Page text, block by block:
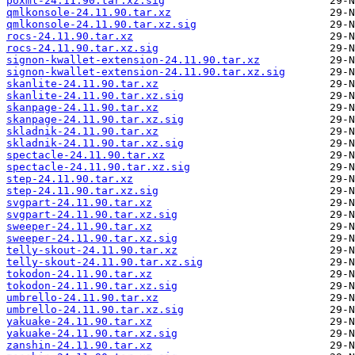
qmlkonsole-24.11.90.tar.xz
qmlkonsole-24.11.90.tar.xz.sig
rocs-24.11.90.tar.xz
rocs-24.11.90.tar.xz.sig
signon-kwallet-extension-24.11.90.tar.xz
signon-kwallet-extension-24.11.90.tar.xz.sig
skanlite-24.11.90.tar.xz
skanlite-24.11.90.tar.xz.sig
skanpage-24.11.90.tar.xz
skanpage-24.11.90.tar.xz.sig
skladnik-24.11.90.tar.xz
skladnik-24.11.90.tar.xz.sig
spectacle-24.11.90.tar.xz
spectacle-24.11.90.tar.xz.sig
step-24.11.90.tar.xz
step-24.11.90.tar.xz.sig
svgpart-24.11.90.tar.xz
svgpart-24.11.90.tar.xz.sig
sweeper-24.11.90.tar.xz
sweeper-24.11.90.tar.xz.sig
telly-skout-24.11.90.tar.xz
telly-skout-24.11.90.tar.xz.sig
tokodon-24.11.90.tar.xz
tokodon-24.11.90.tar.xz.sig
umbrello-24.11.90.tar.xz
umbrello-24.11.90.tar.xz.sig
yakuake-24.11.90.tar.xz
yakuake-24.11.90.tar.xz.sig
zanshin-24.11.90.tar.xz